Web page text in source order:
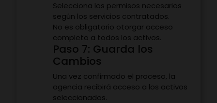
Selecciona los permisos necesarios
según los servicios contratados.
No es obligatorio otorgar acceso
completo a todos los activos.
Paso 7: Guarda los
Cambios
Una vez confirmado el proceso, la
agencia recibirá acceso a los activos
seleccionados.